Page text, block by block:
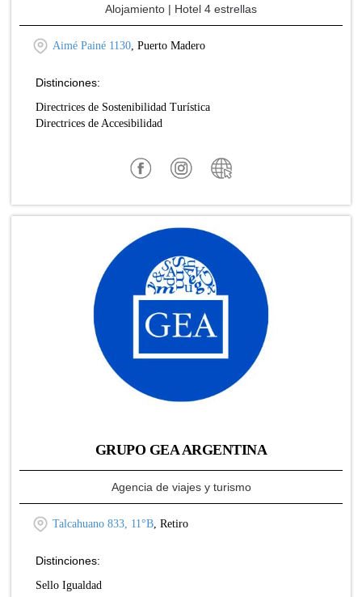
Alojamiento | Hotel 4 estrellas
Aimé Painé 1130 , Puerto Madero
Distinciones:
Directrices de Sostenibilidad Turística
Directrices de Accesibilidad
GRUPO GEA ARGENTINA
Agencia de viajes y turismo
Talcahuano 833, 11°B, Retiro
Distinciones:
Sello Igualdad